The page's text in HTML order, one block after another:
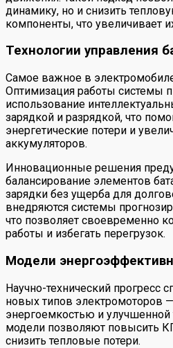
динамику, но и снизить
компоненты, что увеличивает
Технологии управления
Самое важное в
Оптимизация работы системы
использование
зарядкой и разрядкой, что
энергетические потери и
аккумуляторов.
Инновационные решения
балансирование элементов
зарядки без ущерба для
внедряются системы
что позволяет своевременно
работы и избегать перегрузок.
Модели
Научно-технический прогресс
новых типов электромоторов
энергоемкостью и улучшенной
модели позволяют повысить
снизить тепловые потери.